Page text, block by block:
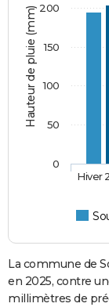
Hauteur de pluie (mm)
Hiver
0
50
100
150
200
La commune de
en 2025, contre
millimètres de